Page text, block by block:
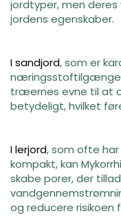
jordtyper, men
jordens egenskaber.
I sandjord, som er
træernes evne til at
betydeligt, hvilket
I lerjord, som ofte
kompakt, kan
skabe porer, der
og reducere risikoen